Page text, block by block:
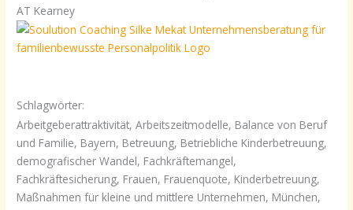
AT Kearney
Schlagwörter:
Arbeitgeberattraktivität, Arbeitszeitmodelle, Balance von Beruf
und Familie, Bayern, Betreuung, Betriebliche Kinderbetreuung,
demografischer Wandel, Fachkräftemangel,
Fachkräftesicherung, Frauen, Frauenquote, Kinderbetreuung,
Maßnahmen für kleine und mittlere Unternehmen, München,